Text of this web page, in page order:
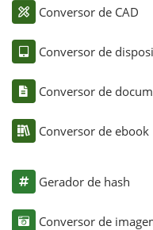
Conversor de CAD
Conversor de
Conversor de
Conversor de ebook
Gerador de hash
Conversor de